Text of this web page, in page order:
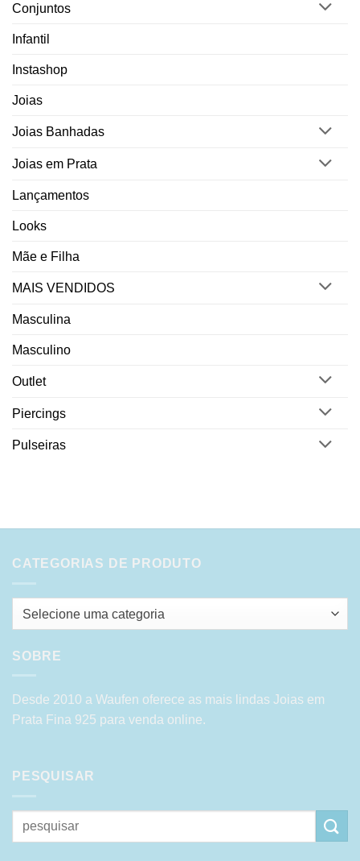
Conjuntos
Infantil
Instashop
Joias
Joias Banhadas
Joias em Prata
Lançamentos
Looks
Mãe e Filha
MAIS VENDIDOS
Masculina
Masculino
Outlet
Piercings
Pulseiras
CATEGORIAS DE PRODUTO
Selecione uma categoria
SOBRE
Desde 2010 a Waufen oferece as mais lindas Joias em
Prata Fina 925 para venda online.
PESQUISAR
Pesquisar
por: